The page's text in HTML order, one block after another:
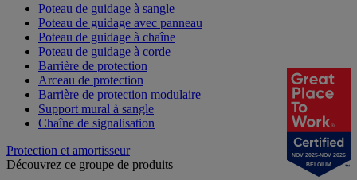
Poteau de guidage à sangle
Poteau de guidage avec panneau
Poteau de guidage à chaîne
Poteau de guidage à corde
Barrière de protection
Arceau de protection
Barrière de protection modulaire
Support mural à sangle
Chaîne de signalisation
Protection et amortisseur
Découvrez ce groupe de produits
NOV 2025-NOV 2026
BELGIUM